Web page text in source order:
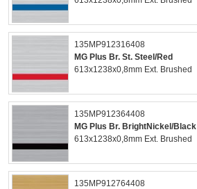
135MP912316408
MG Plus Br. St. Steel/Red
613x1238x0,8mm Ext. Brushed
135MP912364408
MG Plus Br. BrightNickel/Black
613x1238x0,8mm Ext. Brushed
135MP912764408